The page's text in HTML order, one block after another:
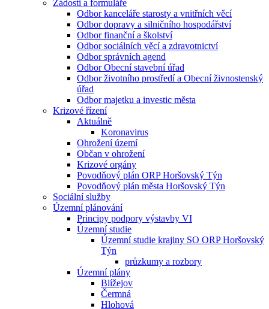
Žádosti a formuláře
Odbor kanceláře starosty a vnitřních věcí
Odbor dopravy a silničního hospodářství
Odbor finanční a školství
Odbor sociálních věcí a zdravotnictví
Odbor správních agend
Odbor Obecní stavební úřad
Odbor životního prostředí a Obecní živnostenský
úřad
Odbor majetku a investic města
Krizové řízení
Aktuálně
Koronavirus
Ohrožení území
Občan v ohrožení
Krizové orgány
Povodňový plán ORP Horšovský Týn
Povodňový plán města Horšovský Týn
Sociální služby
Územní plánování
Principy podpory výstavby VI
Územní studie
Územní studie krajiny SO ORP Horšovský
Týn
průzkumy a rozbory
Územní plány
Blížejov
Čermná
Hlohová